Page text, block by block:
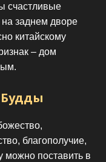
счастливые
на заднем дворе
китайскому
– дом
благополучие,
можно поставить в